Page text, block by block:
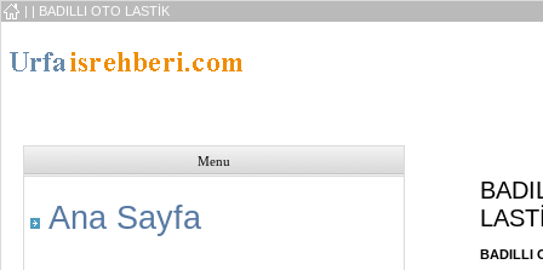
| | BADILLI OTO LASTİK
Menu
Ana Sayfa
BADILLI